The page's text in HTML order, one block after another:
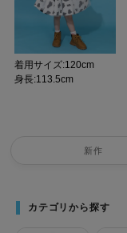
着用サイズ:120cm
身長:113.5cm
新作
カテゴリから探す